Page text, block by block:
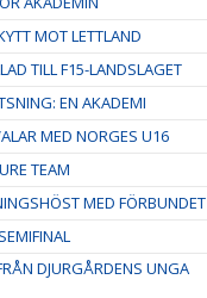
MOT LETTLAND
TILL F15-LANDSLAGET
EN AKADEMI
MED NORGES U16
TEAM
MED FÖRBUNDET
DJURGÅRDENS UNGA